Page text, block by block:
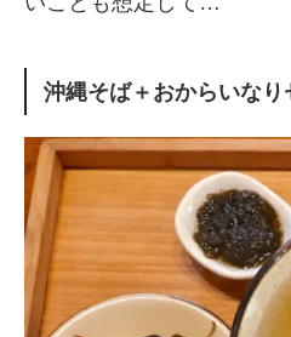
沖縄そば＋おからいなり